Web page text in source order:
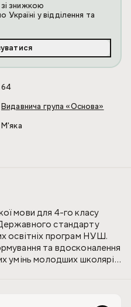
зі знижкою
у відділення та
64
Видавнича група «Основа»
М'яка
мови для 4-го класу
стандарту
освітніх програм НУШ.
та вдосконалення
умінь молодших школярів.
класі та завдання щодо